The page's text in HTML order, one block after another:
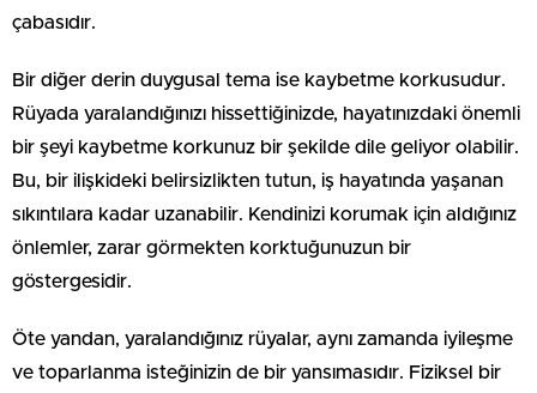
çabasıdır.
Bir diğer derin duygusal tema ise kaybetme korkusudur.
Rüyada yaralandığınızı hissettiğinizde, hayatınızdaki önemli
bir şeyi kaybetme korkunuz bir şekilde dile geliyor olabilir.
Bu, bir ilişkideki belirsizlikten tutun, iş hayatında yaşanan
sıkıntılara kadar uzanabilir. Kendinizi korumak için aldığınız
önlemler, zarar görmekten korktuğunuzun bir
göstergesidir.
Öte yandan, yaralandığınız rüyalar, aynı zamanda iyileşme
ve toparlanma isteğinizin de bir yansımasıdır. Fiziksel bir